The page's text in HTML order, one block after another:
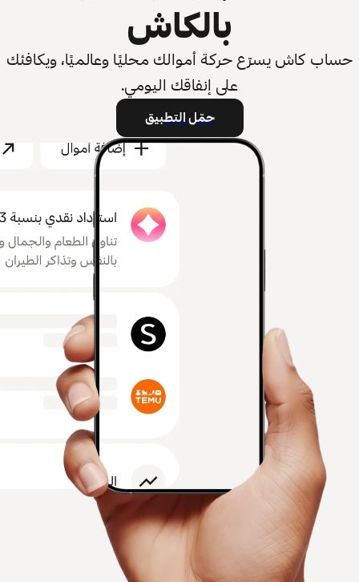
بالكاش
حساب كاش يسرّع حركة أموالك محليًا وعالميًا، ويكافئك
على إنفاقك اليومي.
حمّل التطبيق